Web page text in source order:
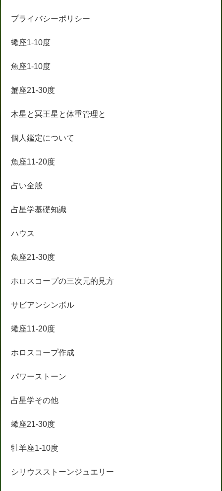
プライバシーポリシー
蠍座1-10度
魚座1-10度
蟹座21-30度
木星と冥王星と体重管理と
個人鑑定について
魚座11-20度
占い全般
占星学基礎知識
ハウス
魚座21-30度
ホロスコープの三次元的見方
サビアンシンボル
蠍座11-20度
ホロスコープ作成
パワーストーン
占星学その他
蠍座21-30度
牡羊座1-10度
シリウスストーンジュエリー